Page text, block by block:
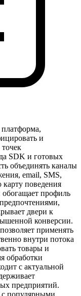
и
SDK и готовых
объединять каналы
email, SMS,
карту поведения
обогащает профиль
двери к
конверсии.
применять
внутри потока
товары и
обработки
с актуальной
предприятий.